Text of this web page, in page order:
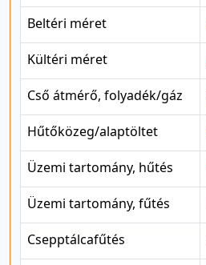
Beltéri méret
Kültéri méret
Cső átmérő, folyadék/gáz
Hűtőközeg/alaptöltet
Üzemi tartomány, hűtés
Üzemi tartomány, fűtés
Csepptálcafűtés